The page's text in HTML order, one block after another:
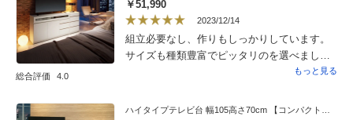
総合評価 4.0
￥51,990
2023/12/14
組立必要なし、作りもしっかりしています。
サイズも種類豊富でピッタリのを選べまし
た。上部の扉が開きやすいので扉ストッパー
手も良く満足しています。
もっと見る